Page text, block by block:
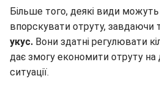
Більше того, деякі види можуть
впорскувати отруту, завдаючи
укус. Вони здатні регулювати
дає змогу економити отруту на
ситуації.